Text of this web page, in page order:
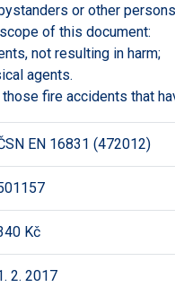
or other
of this document:
not resulting in harm;
agents.
fire accidents that
EN 16831 (472012)
Kč
2. 2017